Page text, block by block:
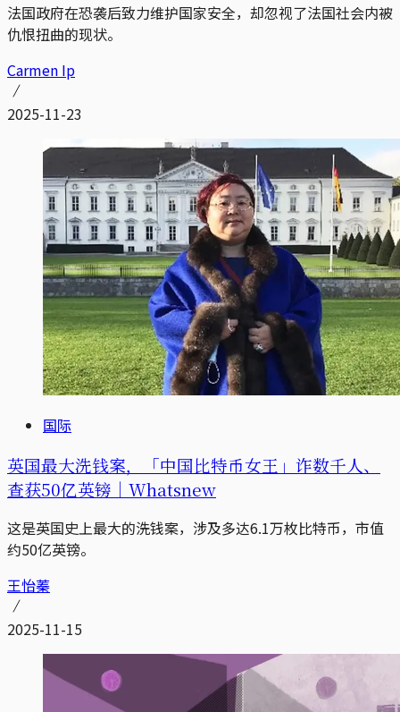
法国政府在恐袭后致力维护国家安全，却忽视了法国社会内被
仇恨扭曲的现状。
Carmen Ip
2025-11-23
国际
英国最大洗钱案，「中国比特币女王」诈数千人、
查获50亿英镑｜Whatsnew
这是英国史上最大的洗钱案，涉及多达6.1万枚比特币，市值
约50亿英镑。
王怡蓁
2025-11-15